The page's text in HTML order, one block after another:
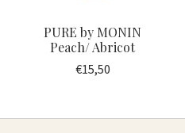
PURE by MONIN
Peach/ Abricot
€15,50